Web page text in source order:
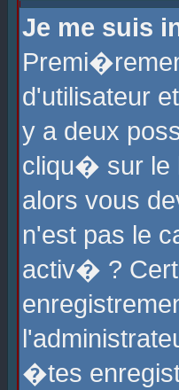
Je me suis
d'utilisateur
y a deux
cliqu� sur le
alors vous
n'est pas le
activ� ?
�tes